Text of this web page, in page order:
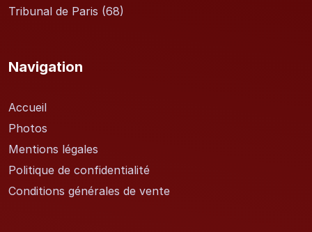
Tribunal de Paris (68)
Navigation
Accueil
Photos
Mentions légales
Politique de confidentialité
Conditions générales de vente